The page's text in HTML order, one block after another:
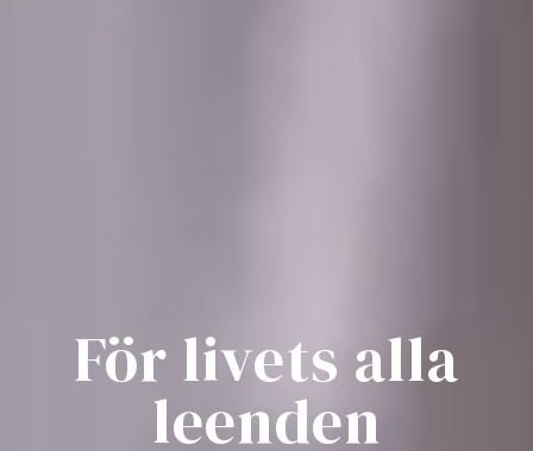
För livets alla
leenden